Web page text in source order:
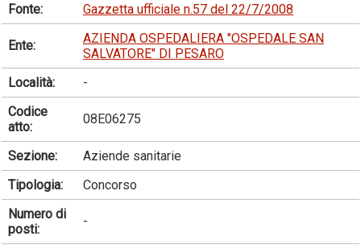
Fonte: Gazzetta ufficiale n.57 del 22/7/2008
Ente:
AZIENDA OSPEDALIERA "OSPEDALE SAN
SALVATORE" DI PESARO
Località:
-
Codice
atto:
08E06275
Sezione:
Aziende sanitarie
Tipologia:
Concorso
Numero di
posti:
-